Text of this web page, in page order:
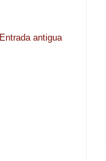
Entrada antigua